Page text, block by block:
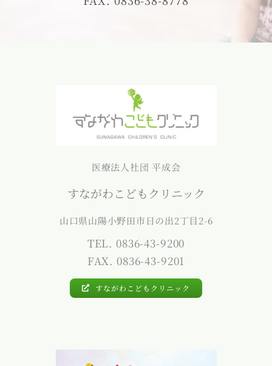
医療法人社団 平成会
すながわこどもクリニック
山口県山陽小野田市日の出2丁目2-6
TEL. 0836-43-9200
FAX. 0836-43-9201
すながわこどもクリニック